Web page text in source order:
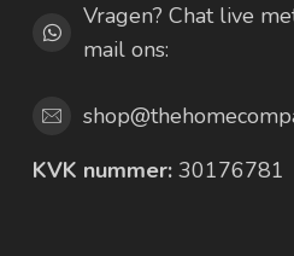
Vragen? Chat live
mail ons:
KVK nummer: 30176781